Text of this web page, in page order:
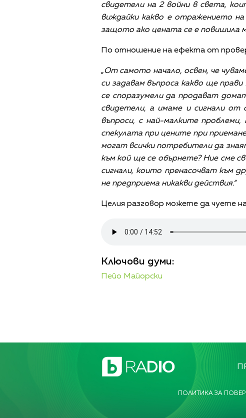
свидетели на 2 войни в света,
виждайки какво е отражението
защото ако цената се е повишила
По отношение на ефекта от
„От самото начало, освен, че
си задавам въпроса какво ще
се споразумели да продават
свидетели, а имаме и сигнали от
въпроси, с най-малките
спекулата при цените при
могат всички потребители да
към кой ще се обърнете? Ние сме
сигнали, които пренасочват към
не предприема никакви действия.“
Целия разговор можете да чуете
Ключови думи:
Пейо Майорски
ПОЛИТИКА ЗА